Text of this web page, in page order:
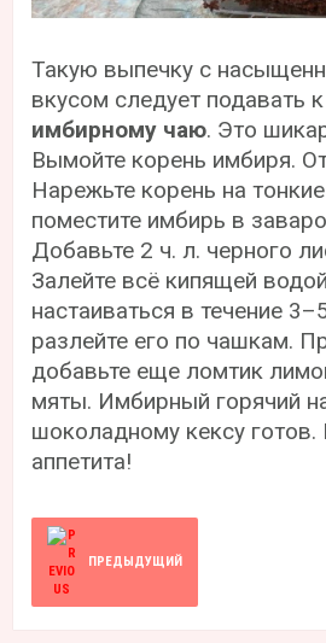
Такую выпечку с
вкусом следует подавать к
имбирному чаю. Это
Вымойте корень имбиря.
Нарежьте корень на
поместите имбирь в
Добавьте 2 ч. л. черного
Залейте всё кипящей
настаиваться в течение
разлейте его по чашкам.
добавьте еще ломтик
мяты. Имбирный горячий
шоколадному кексу готов.
аппетита!
ПРЕДЫДУЩИЙ